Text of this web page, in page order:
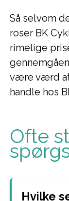
Så selvom
roser BK
rimelige
være værd
handle hos
Ofte
Hvilke